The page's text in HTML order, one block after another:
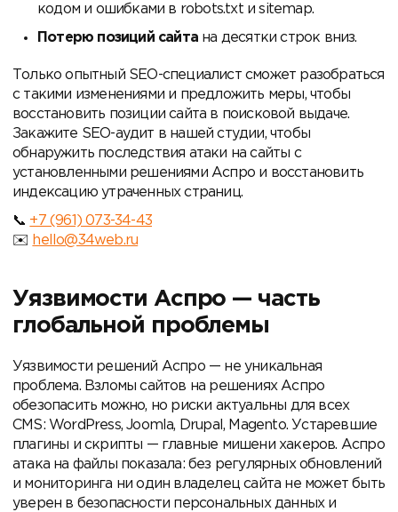
кодом и ошибками в robots.txt и sitemap.
Потерю позиций сайта на десятки строк вниз.
Только опытный SEO-специалист сможет разобраться
с такими изменениями и предложить меры, чтобы
восстановить позиции сайта в поисковой выдаче.
Закажите SEO-аудит в нашей студии, чтобы
обнаружить последствия атаки на сайты с
установленными решениями Аспро и восстановить
индексацию утраченных страниц.
+7 (961) 073-34-43
hello@34web.ru
Уязвимости Аспро — часть
глобальной проблемы
Уязвимости решений Аспро — не уникальная
проблема. Взломы сайтов на решениях Аспро
обезопасить можно, но риски актуальны для всех
CMS: WordPress, Joomla, Drupal, Magento. Устаревшие
плагины и скрипты — главные мишени хакеров. Аспро
атака на файлы показала: без регулярных обновлений
и мониторинга ни один владелец сайта не может быть
уверен в безопасности персональных данных и